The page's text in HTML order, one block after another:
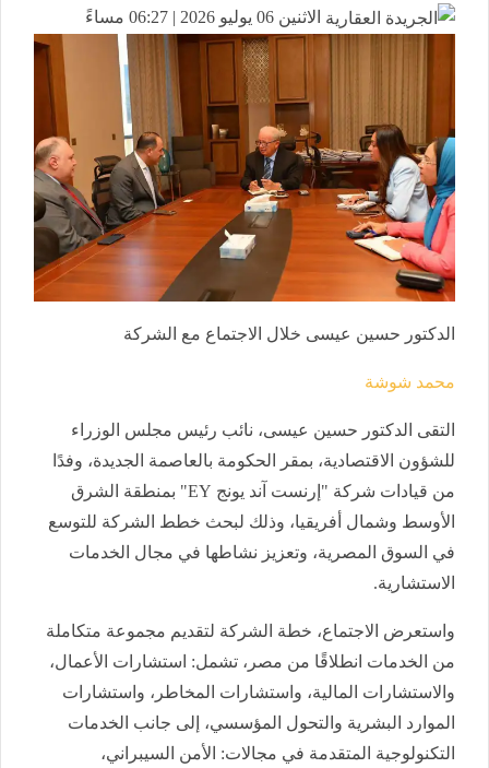
الاثنين 06 يوليو 2026 | 06:27 مساءً
الدكتور حسين عيسى خلال الاجتماع مع الشركة
محمد شوشة
التقى الدكتور حسين عيسى، نائب رئيس مجلس الوزراء
للشؤون الاقتصادية، بمقر الحكومة بالعاصمة الجديدة، وفدًا
من قيادات شركة "إرنست آند يونج EY" بمنطقة الشرق
الأوسط وشمال أفريقيا، وذلك لبحث خطط الشركة للتوسع
في السوق المصرية، وتعزيز نشاطها في مجال الخدمات
الاستشارية.
واستعرض الاجتماع، خطة الشركة لتقديم مجموعة متكاملة
من الخدمات انطلاقًا من مصر، تشمل: استشارات الأعمال،
والاستشارات المالية، واستشارات المخاطر، واستشارات
الموارد البشرية والتحول المؤسسي، إلى جانب الخدمات
التكنولوجية المتقدمة في مجالات: الأمن السيبراني،